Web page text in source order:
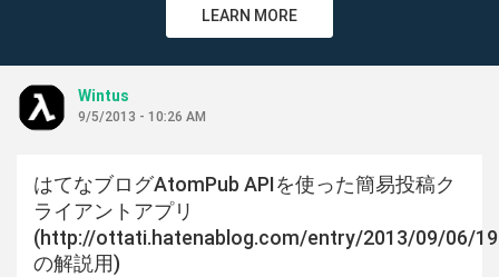
LEARN MORE
Wintus
9/5/2013 - 10:26 AM
はてなブログAtomPub APIを使った簡易投稿ク
ライアントアプリ
(http://ottati.hatenablog.com/entry/2013/09/06/
の解説用)